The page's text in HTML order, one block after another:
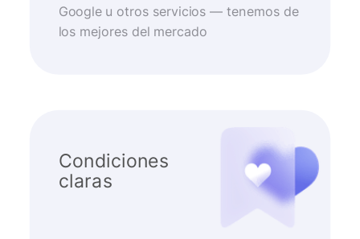
Google u otros servicios — tenemos de
los mejores del mercado
Condiciones
claras